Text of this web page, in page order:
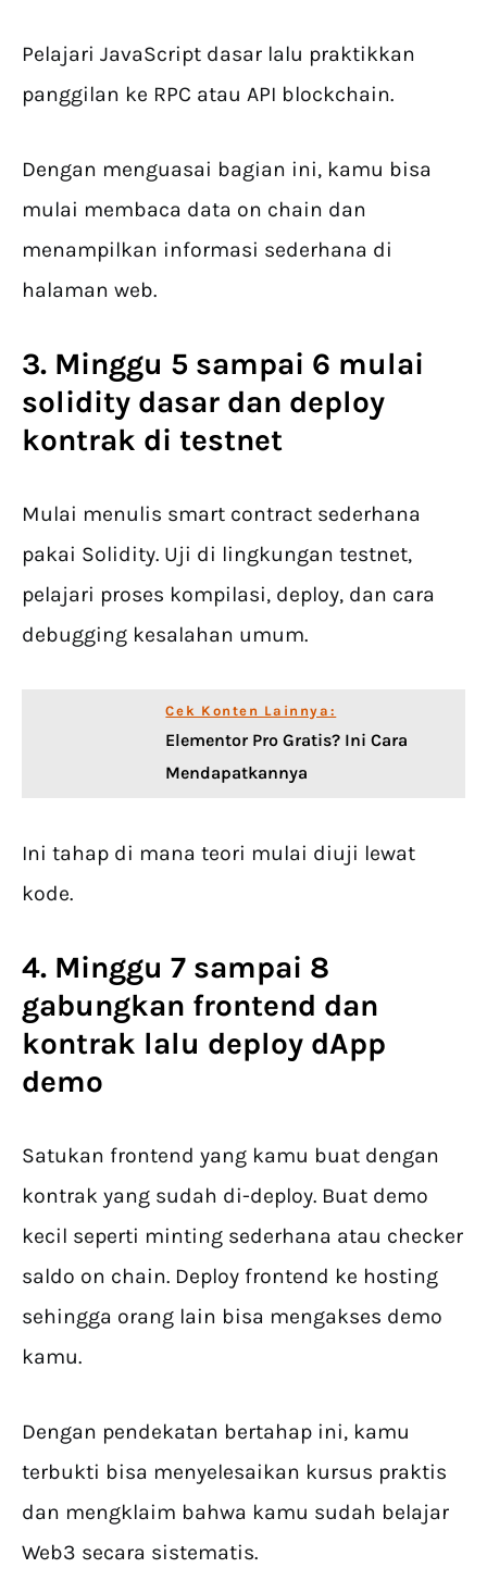
Pelajari JavaScript dasar lalu praktikkan
panggilan ke RPC atau API blockchain.
Dengan menguasai bagian ini, kamu bisa
mulai membaca data on chain dan
menampilkan informasi sederhana di
halaman web.
3. Minggu 5 sampai 6 mulai
solidity dasar dan deploy
kontrak di testnet
Mulai menulis smart contract sederhana
pakai Solidity. Uji di lingkungan testnet,
pelajari proses kompilasi, deploy, dan cara
debugging kesalahan umum.
Cek Konten Lainnya:
Elementor Pro Gratis? Ini Cara
Mendapatkannya
Ini tahap di mana teori mulai diuji lewat
kode.
4. Minggu 7 sampai 8
gabungkan frontend dan
kontrak lalu deploy dApp
demo
Satukan frontend yang kamu buat dengan
kontrak yang sudah di-deploy. Buat demo
kecil seperti minting sederhana atau checker
saldo on chain. Deploy frontend ke hosting
sehingga orang lain bisa mengakses demo
kamu.
Dengan pendekatan bertahap ini, kamu
terbukti bisa menyelesaikan kursus praktis
dan mengklaim bahwa kamu sudah belajar
Web3 secara sistematis.